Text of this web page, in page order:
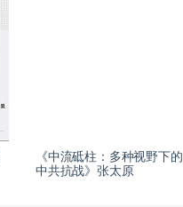
《中流砥柱：多种视野下的
中共抗战》张太原